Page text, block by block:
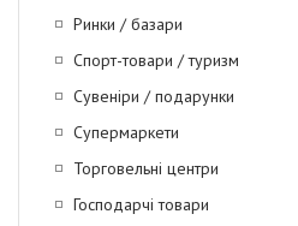
Ринки / базари
Спорт-товари / туризм
Сувеніри / подарунки
Супермаркети
Торговельні центри
Господарчі товари